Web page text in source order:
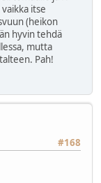
itse
(heikon
hyvin tehdä
mutta
Pah!
#168